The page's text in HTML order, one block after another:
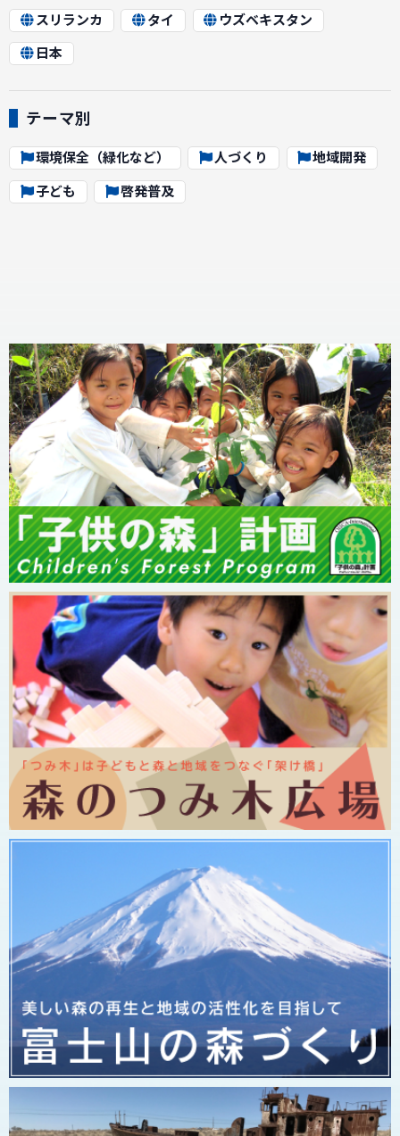
スリランカ タイ
ウズベキスタン
日本
テーマ別
環境保全（緑化など） 人づくり
地域開発
子ども
啓発普及